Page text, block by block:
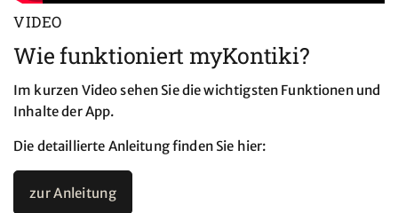
VIDEO
Wie funktioniert myKontiki?
Im kurzen Video sehen Sie die wichtigsten Funktionen und
Inhalte der App.
Die detaillierte Anleitung finden Sie hier:
zur Anleitung